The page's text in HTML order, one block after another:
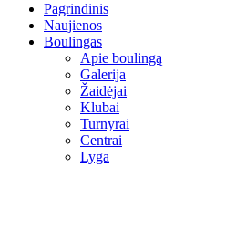
Pagrindinis
Naujienos
Boulingas
Apie boulingą
Galerija
Žaidėjai
Klubai
Turnyrai
Centrai
Lyga